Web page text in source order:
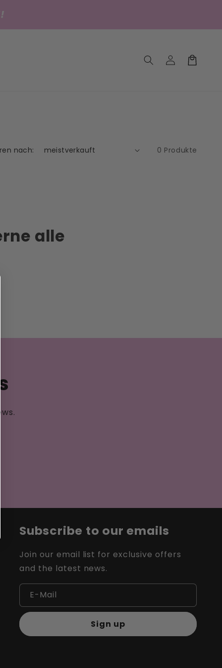
Einloggen
Warenkorb
nach: 0 Produkte
alle
Subscribe to our emails
Join our email list for exclusive offers
and the latest news.
E-Mail
Sign up